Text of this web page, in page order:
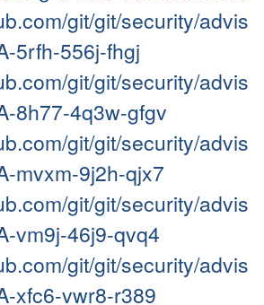
git/git/security/advis
5rfh-556j-fhgj
git/git/security/advis
8h77-4q3w-gfgv
git/git/security/advis
mvxm-9j2h-qjx7
git/git/security/advis
vm9j-46j9-qvq4
git/git/security/advis
xfc6-vwr8-r389